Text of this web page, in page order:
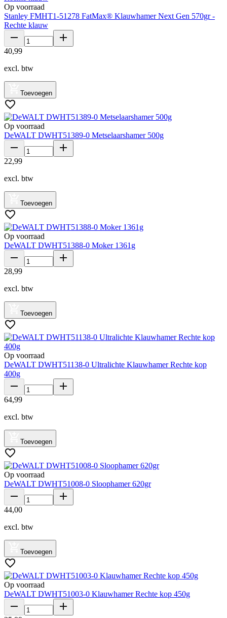
Op voorraad
Stanley FMHT1-51278 FatMax® Klauwhamer Next Gen 570gr -
Rechte klauw
40,99
excl. btw
Toevoegen
Op voorraad
DeWALT DWHT51389-0 Metselaarshamer 500g
22,99
excl. btw
Toevoegen
Op voorraad
DeWALT DWHT51388-0 Moker 1361g
28,99
excl. btw
Toevoegen
Op voorraad
DeWALT DWHT51138-0 Ultralichte Klauwhamer Rechte kop
400g
64,99
excl. btw
Toevoegen
Op voorraad
DeWALT DWHT51008-0 Sloophamer 620gr
44,00
excl. btw
Toevoegen
Op voorraad
DeWALT DWHT51003-0 Klauwhamer Rechte kop 450g